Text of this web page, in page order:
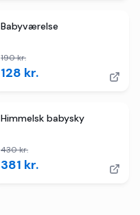
4butikker
Babyværelse
190kr.
128 kr.
Himmelsk babysky
430kr.
381 kr.